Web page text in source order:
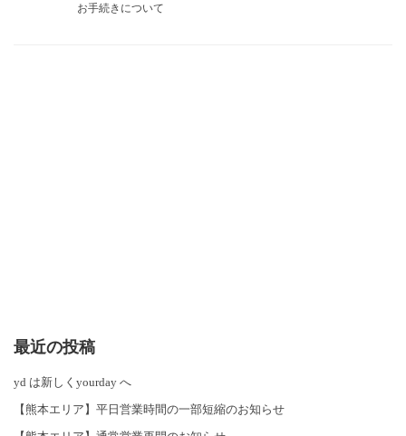
お手続きについて
最近の投稿
yd は新しくyourday へ
【熊本エリア】平日営業時間の一部短縮のお知らせ